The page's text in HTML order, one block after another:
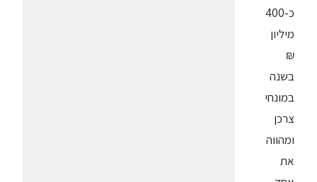
כ-400
מיליון
₪
בשנה
במונחי
צרכן
ומהווה
את